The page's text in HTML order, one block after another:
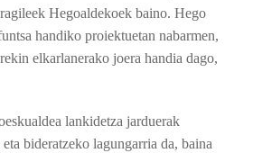
Hegoaldekoek baino. Hego
handiko proiektuetan nabarmen,
elkarlanerako joera handia dago,
lankidetza jarduerak
bideratzeko lagungarria da, baina